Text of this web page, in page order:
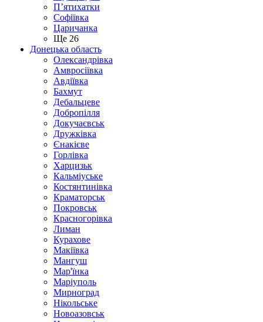
П’ятихатки
Софіївка
Царичанка
Ще 26
Донецька область
Олександрівка
Амвросіївка
Авдіївка
Бахмут
Дебальцеве
Добропілля
Докучаєвськ
Дружківка
Єнакієве
Горлівка
Харцизьк
Кальміуське
Костянтинівка
Краматорськ
Покровськ
Красногорівка
Лиман
Курахове
Макіївка
Мангуш
Мар'їнка
Маріуполь
Мирноград
Нікольське
Новоазовськ